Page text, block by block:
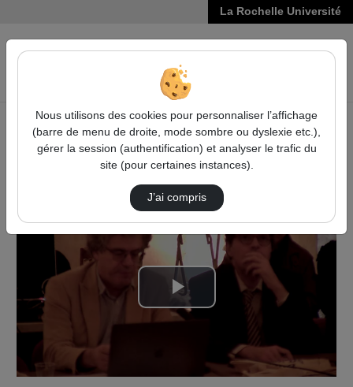
La Rochelle Université
VIDÉOS
Accueil
Droit, Économie, Gestion
Domination et Antiquité : Aspects politiques et juridiques
Celui Qui Est Choisi Par Les Électeurs Est L…
Lire
Nous utilisons des cookies pour personnaliser l’affichage
(barre de menu de droite, mode sombre ou dyslexie etc.),
gérer la session (authentification) et analyser le trafic du
site (pour certaines instances).
J’ai compris